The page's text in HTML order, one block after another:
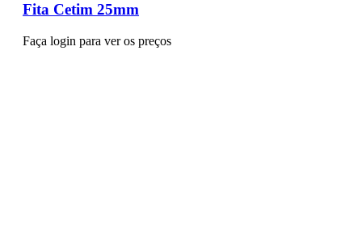
Fita Cetim 25mm
Faça login para ver os preços